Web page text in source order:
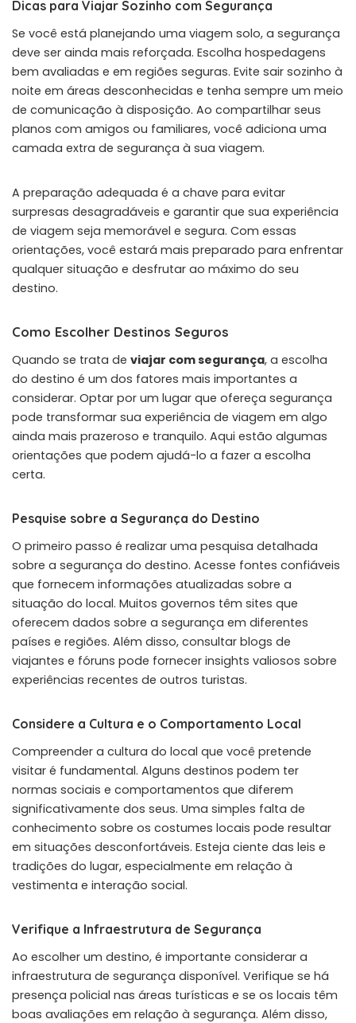
Dicas para Viajar Sozinho com Segurança
Se você está planejando uma viagem solo, a segurança
deve ser ainda mais reforçada. Escolha hospedagens
bem avaliadas e em regiões seguras. Evite sair sozinho à
noite em áreas desconhecidas e tenha sempre um meio
de comunicação à disposição. Ao compartilhar seus
planos com amigos ou familiares, você adiciona uma
camada extra de segurança à sua viagem.
A preparação adequada é a chave para evitar
surpresas desagradáveis e garantir que sua experiência
de viagem seja memorável e segura. Com essas
orientações, você estará mais preparado para enfrentar
qualquer situação e desfrutar ao máximo do seu
destino.
Como Escolher Destinos Seguros
Quando se trata de viajar com segurança, a escolha
do destino é um dos fatores mais importantes a
considerar. Optar por um lugar que ofereça segurança
pode transformar sua experiência de viagem em algo
ainda mais prazeroso e tranquilo. Aqui estão algumas
orientações que podem ajudá-lo a fazer a escolha
certa.
Pesquise sobre a Segurança do Destino
O primeiro passo é realizar uma pesquisa detalhada
sobre a segurança do destino. Acesse fontes confiáveis
que fornecem informações atualizadas sobre a
situação do local. Muitos governos têm sites que
oferecem dados sobre a segurança em diferentes
países e regiões. Além disso, consultar blogs de
viajantes e fóruns pode fornecer insights valiosos sobre
experiências recentes de outros turistas.
Considere a Cultura e o Comportamento Local
Compreender a cultura do local que você pretende
visitar é fundamental. Alguns destinos podem ter
normas sociais e comportamentos que diferem
significativamente dos seus. Uma simples falta de
conhecimento sobre os costumes locais pode resultar
em situações desconfortáveis. Esteja ciente das leis e
tradições do lugar, especialmente em relação à
vestimenta e interação social.
Verifique a Infraestrutura de Segurança
Ao escolher um destino, é importante considerar a
infraestrutura de segurança disponível. Verifique se há
presença policial nas áreas turísticas e se os locais têm
boas avaliações em relação à segurança. Além disso,